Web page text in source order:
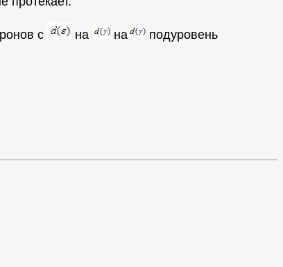
с на на
подуровень